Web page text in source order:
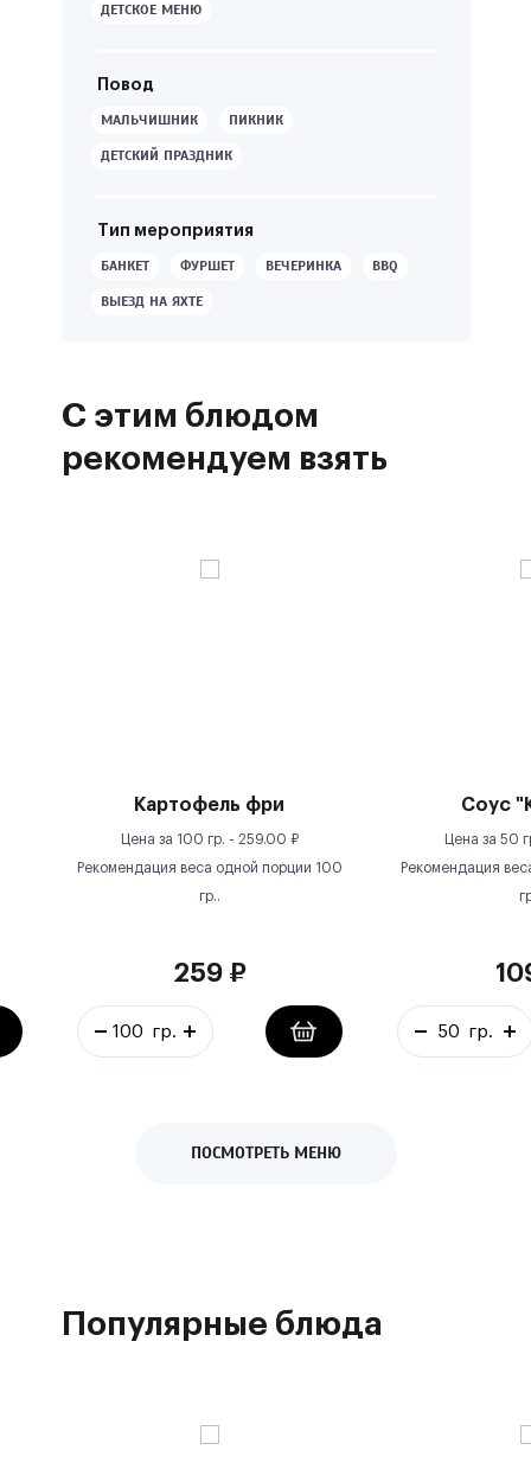
ДЕТСКОЕ МЕНЮ
Повод
МАЛЬЧИШНИК ПИКНИК
ДЕТСКИЙ ПРАЗДНИК
Тип мероприятия
БАНКЕТ ФУРШЕТ ВЕЧЕРИНКА BBQ
ВЫЕЗД НА ЯХТЕ
С этим блюдом
рекомендуем взять
Картофель фри
Цена за 100 гр. - 259.00 ₽
Рекомендация веса одной порции 100
гр..
259₽
Соус
Цена за 50
Рекомендация
ПОСМОТРЕТЬ МЕНЮ
Популярные блюда